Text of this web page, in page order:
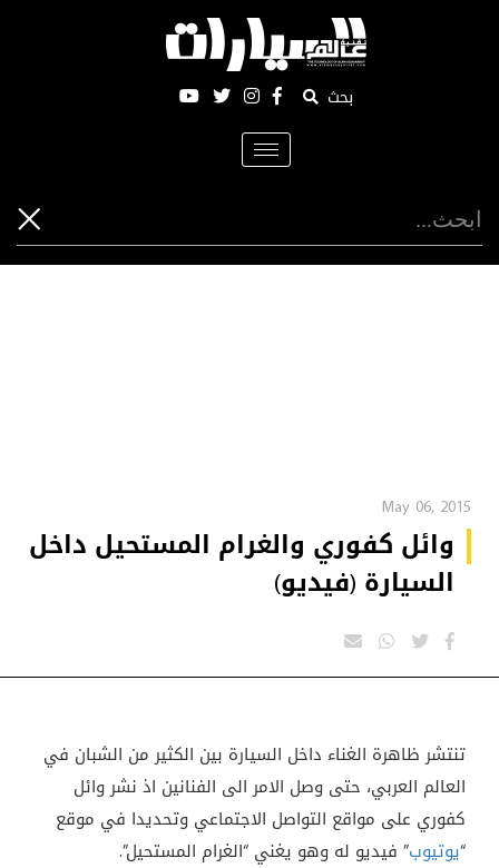
بحث
Toggle
navigation
May 06, 2015
وائل كفوري والغرام المستحيل داخل
السيارة (فيديو)
تنتشر ظاهرة الغناء داخل السيارة بين الكثير من الشبان في
العالم العربي، حتى وصل الامر الى الفنانين اذ نشر وائل
كفوري على مواقع التواصل الاجتماعي وتحديدا في موقع
“يوتيوب” فيديو له وهو يغني “الغرام المستحيل”.